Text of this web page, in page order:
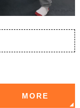
MORE